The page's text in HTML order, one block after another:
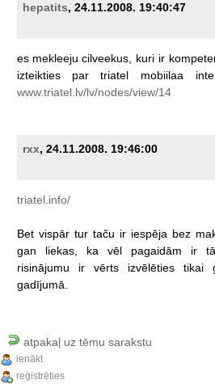
hepatits, 24.11.2008. 19:40:47
es mekleeju cilveekus, kuri ir
izteikties
par triatel mobiilaa
www.triatel.lv/lv/nodes/view/14
rxx, 24.11.2008. 19:46:00
triatel.info/
Bet vispār tur taču ir iespēja bez
gan
liekas, ka vēl pagaidām ir
risinājumu
ir vērts izvēlēties tikai
gadījumā.
atpakaļ uz tēmu sarakstu
ienākt
reģistrēties